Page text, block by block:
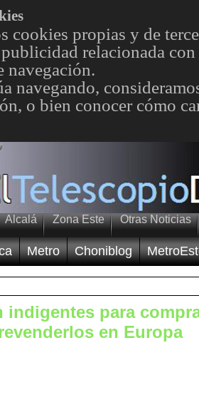
cookies propias y de
relacionada
navegación.
navegando,
o bien conocer cómo
Alcalá Zona Este Otras Noticias
Metro Choniblog
indigentes para
en Europa